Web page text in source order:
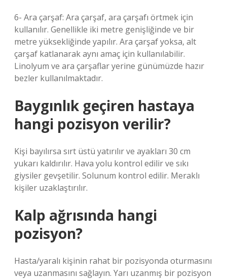
6- Ara çarşaf: Ara çarşaf, ara çarşafı örtmek için
kullanılır. Genellikle iki metre genişliğinde ve bir
metre yüksekliğinde yapılır. Ara çarşaf yoksa, alt
çarşaf katlanarak aynı amaç için kullanılabilir.
Linolyum ve ara çarşaflar yerine günümüzde hazır
bezler kullanılmaktadır.
Baygınlık geçiren hastaya
hangi pozisyon verilir?
Kişi bayılırsa sırt üstü yatırılır ve ayakları 30 cm
yukarı kaldırılır. Hava yolu kontrol edilir ve sıkı
giysiler gevşetilir. Solunum kontrol edilir. Meraklı
kişiler uzaklaştırılır.
Kalp ağrısında hangi
pozisyon?
Hasta/yaralı kişinin rahat bir pozisyonda oturmasını
veya uzanmasını sağlayın. Yarı uzanmış bir pozisyon